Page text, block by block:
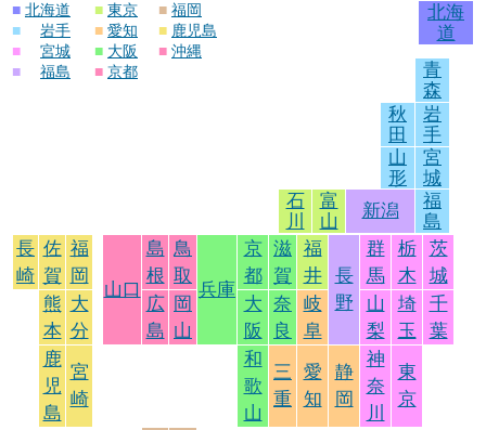
■ 北海道
■
岩手
■
宮城
■
福島
■ 東京
■ 愛知
■ 大阪
■ 京都
■ 福岡
■ 鹿児島
■ 沖縄
北海
道
青
森
秋
田
岩
手
山
形
宮
城
石
川
富
山
新潟
福
島
長
崎
佐
賀
福
岡
山口
島
根
鳥
取
兵庫
京
都
滋
賀
福
井
長
野
群
馬
栃
木
茨
城
熊
本
大
分
広
島
岡
山
大
阪
奈
良
岐
阜
山
梨
埼
玉
千
葉
鹿
児
島
宮
崎
和
歌
山
三
重
愛
知
静
岡
神
奈
川
東
京